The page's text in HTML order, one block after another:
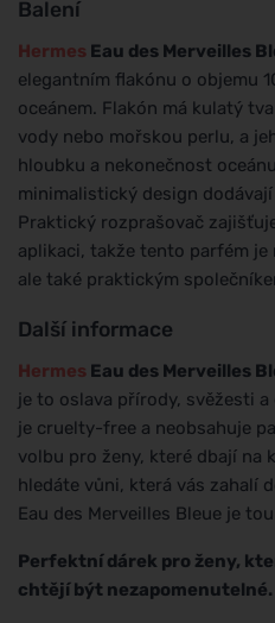
Balení
Hermes Eau des Merveilles
elegantním flakónu o objemu
oceánem. Flakón má kulatý
vody nebo mořskou perlu, a
hloubku a nekonečnost
minimalistický design
Praktický rozprašovač
aplikaci, takže tento parfém
ale také praktickým
Další informace
Hermes Eau des Merveilles
je to oslava přírody, svěžesti
je cruelty-free a neobsahuje
volbu pro ženy, které dbají na
hledáte vůni, která vás zahalí
Eau des Merveilles Bleue je
Perfektní dárek pro ženy,
chtějí být nezapomenutelné.